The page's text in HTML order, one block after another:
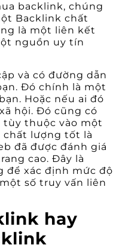
backlink, chúng
Backlink chất
là một liên kết
nguồn uy tín
và có đường dẫn
Đó chính là một
Hoặc nếu ai đó
hội. Đó cũng có
thuộc vào một
chất lượng tốt là
đã được đánh giá
cao. Đây là
để xác định mức độ
số truy vấn liên
hay